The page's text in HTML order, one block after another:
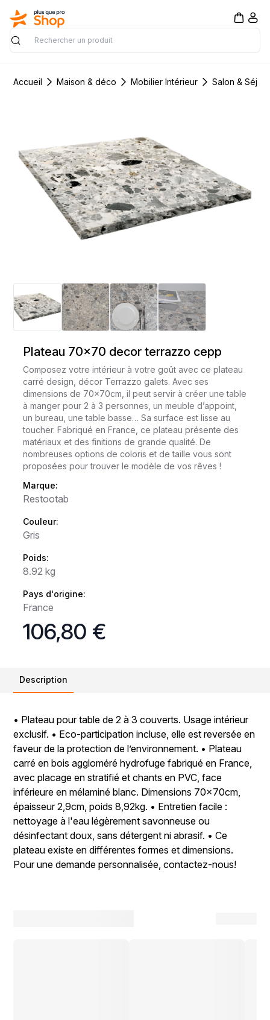
Rechercher
Accueil Maison & déco Mobilier Intérieur Salon &
Plateau 70x70 decor terrazzo cepp
Composez votre intérieur à votre goût avec ce plateau
carré design, décor Terrazzo galets. Avec ses
dimensions de 70x70cm, il peut servir à créer une table
à manger pour 2 à 3 personnes, un meuble d’appoint,
un bureau, une table basse… Sa surface est lisse au
toucher. Fabriqué en France, ce plateau présente des
matériaux et des finitions de grande qualité. De
nombreuses options de coloris et de taille vous sont
proposées pour trouver le modèle de vos rêves !
Marque:
Restootab
Couleur:
Gris
Poids:
8.92 kg
Pays d'origine:
France
106,80 €
Description
• Plateau pour table de 2 à 3 couverts. Usage intérieur
exclusif. • Eco-participation incluse, elle est reversée en
faveur de la protection de l’environnement. • Plateau
carré en bois aggloméré hydrofuge fabriqué en France,
avec placage en stratifié et chants en PVC, face
inférieure en mélaminé blanc. Dimensions 70x70cm,
épaisseur 2,9cm, poids 8,92kg. • Entretien facile :
nettoyage à l'eau légèrement savonneuse ou
désinfectant doux, sans détergent ni abrasif. • Ce
plateau existe en différentes formes et dimensions.
Pour une demande personnalisée, contactez-nous!